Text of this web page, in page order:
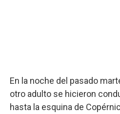
En la noche del pasado
otro adulto se hicieron
hasta la esquina de